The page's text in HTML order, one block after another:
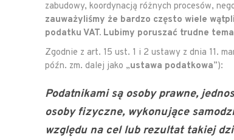
zabudowy, koordynacją różnych procesów,
zauważyliśmy że bardzo często wiele
podatku VAT. Lubimy poruszać trudne
Zgodnie z art. 15 ust. 1 i 2 ustawy z dnia 11.
późn. zm. dalej jako „ustawa podatkowa”):
Podatnikami są osoby prawne,
osoby fizyczne, wykonujące
względu na cel lub rezultat takiej